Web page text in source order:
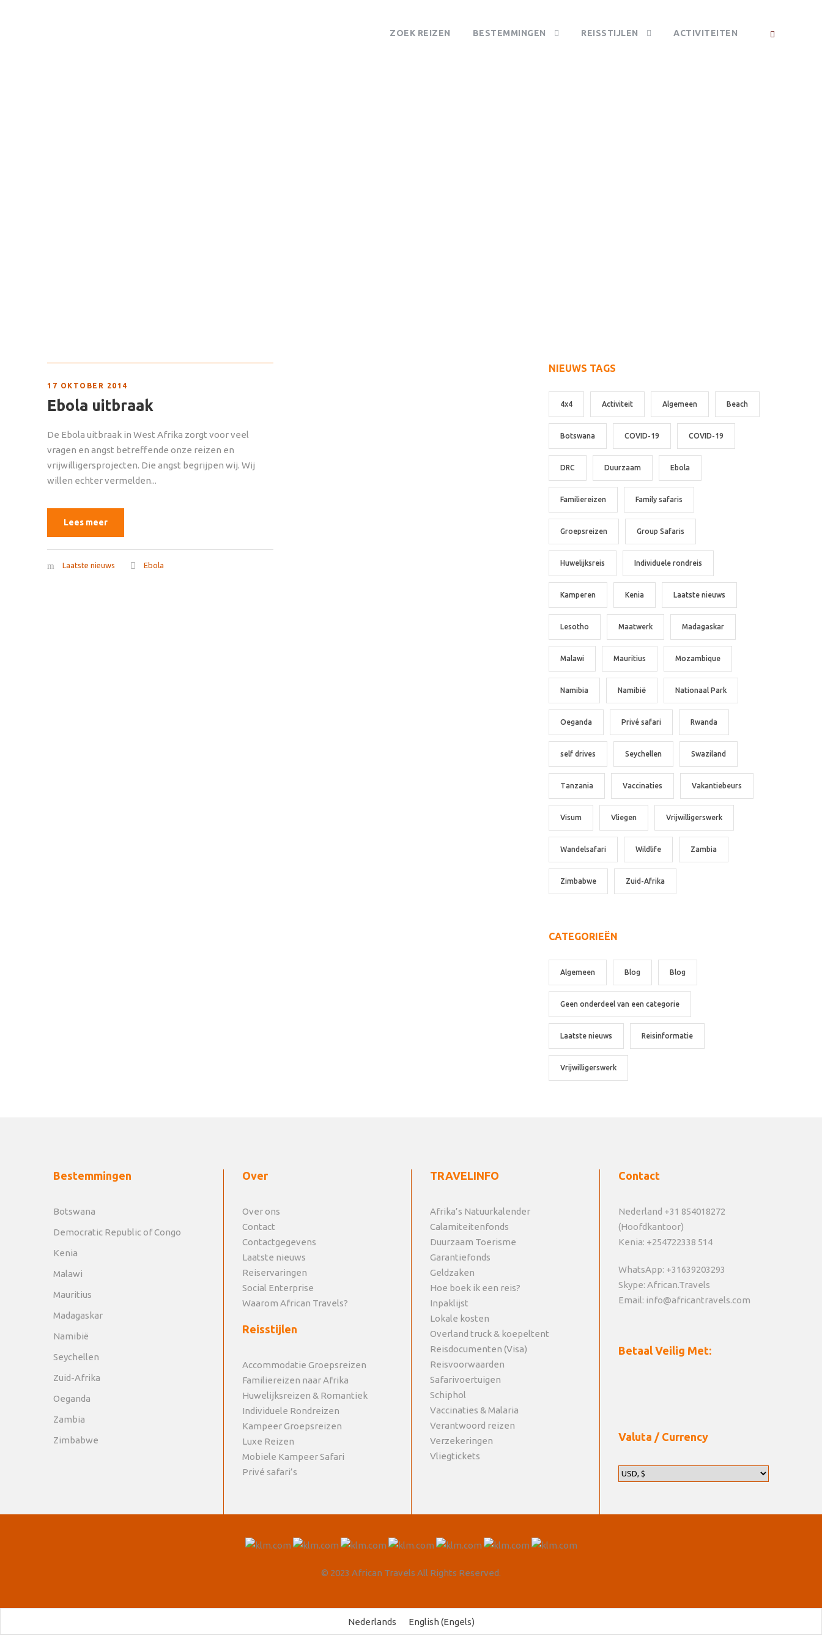
ZOEK REIZEN BESTEMMINGEN REISSTIJLEN ACTIVITEITEN
17 OKTOBER 2014
Ebola uitbraak
De Ebola uitbraak in West Afrika zorgt voor veel
vragen en angst betreffende onze reizen en
vrijwilligersprojecten. Die angst begrijpen wij. Wij
willen echter vermelden...
Lees meer
Laatste nieuws Ebola
NIEUWS TAGS
4x4 Activiteit Algemeen Beach
Botswana COVID-19 COVID-19
DRC Duurzaam Ebola
Familiereizen Family safaris
Groepsreizen Group Safaris
Huwelijksreis Individuele rondreis
Kamperen Kenia Laatste nieuws
Lesotho Maatwerk Madagaskar
Malawi Mauritius Mozambique
Namibia Namibië Nationaal Park
Oeganda Privé safari Rwanda
self drives Seychellen Swaziland
Tanzania Vaccinaties Vakantiebeurs
Visum Vliegen Vrijwilligerswerk
Wandelsafari Wildlife Zambia
Zimbabwe Zuid-Afrika
CATEGORIEËN
Algemeen Blog Blog
Geen onderdeel van een categorie
Laatste nieuws Reisinformatie
Vrijwilligerswerk
Bestemmingen
Botswana
Democratic Republic of Congo
Kenia
Malawi
Mauritius
Madagaskar
Namibië
Seychellen
Zuid-Afrika
Oeganda
Zambia
Zimbabwe
Over
Over ons
Contact
Contactgegevens
Laatste nieuws
Reiservaringen
Social Enterprise
Waarom African Travels?
Reisstijlen
Accommodatie Groepsreizen
Familiereizen naar Afrika
Huwelijksreizen & Romantiek
Individuele Rondreizen
Kampeer Groepsreizen
Luxe Reizen
Mobiele Kampeer Safari
Privé safari’s
TRAVELINFO
Afrika’s Natuurkalender
Calamiteitenfonds
Duurzaam Toerisme
Garantiefonds
Geldzaken
Hoe boek ik een reis?
Inpaklijst
Lokale kosten
Overland truck & koepeltent
Reisdocumenten (Visa)
Reisvoorwaarden
Safarivoertuigen
Schiphol
Vaccinaties & Malaria
Verantwoord reizen
Verzekeringen
Vliegtickets
Contact
Nederland +31 854018272
(Hoofdkantoor)
Kenia: +254722338 514
WhatsApp: +31639203293
Skype: African.Travels
Email: info@africantravels.com
Betaal Veilig Met:
Valuta / Currency
© 2023 African Travels All Rights Reserved.
Nederlands English(Engels)